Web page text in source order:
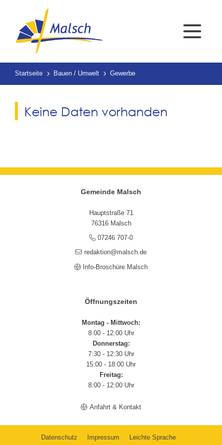
Startseite Bauen / Umwelt Gewerbe
Keine Daten vorhanden
Gemeinde Malsch
Hauptstraße 71
76316 Malsch
07246 707-0
redaktion@malsch.de
Info-Broschüre Malsch
Öffnungszeiten
Montag - Mittwoch:
8:00 - 12:00 Uhr
Donnerstag:
7:30 - 12:30 Uhr
15:00 - 18:00 Uhr
Freitag:
8:00 - 12:00 Uhr
Anfahrt & Kontakt
Datenschutz Impressum Leichte Sprache